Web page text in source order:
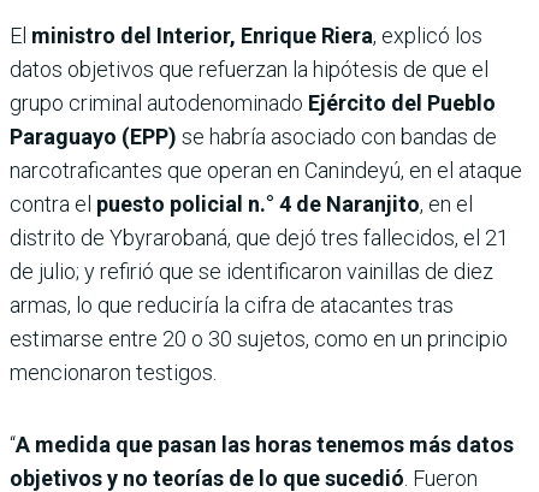
El ministro del Interior, Enrique Riera, explicó los
datos objetivos que refuerzan la hipótesis de que el
grupo criminal autodenominado Ejército del Pueblo
Paraguayo (EPP) se habría asociado con bandas de
narcotraficantes que operan en Canindeyú, en el ataque
contra el puesto policial n.° 4 de Naranjito, en el
distrito de Ybyrarobaná, que dejó tres fallecidos, el 21
de julio; y refirió que se identificaron vainillas de diez
armas, lo que reduciría la cifra de atacantes tras
estimarse entre 20 o 30 sujetos, como en un principio
mencionaron testigos.
“A medida que pasan las horas tenemos más datos
objetivos y no teorías de lo que sucedió . Fueron